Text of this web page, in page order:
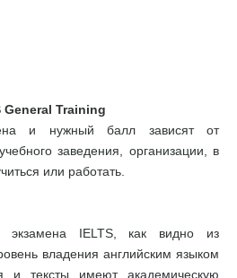
General Training
и нужный балл зависят от
заведения, организации, в
или работать.
экзамена IELTS, как видно из
владения английским языком
и тексты имеют академическую